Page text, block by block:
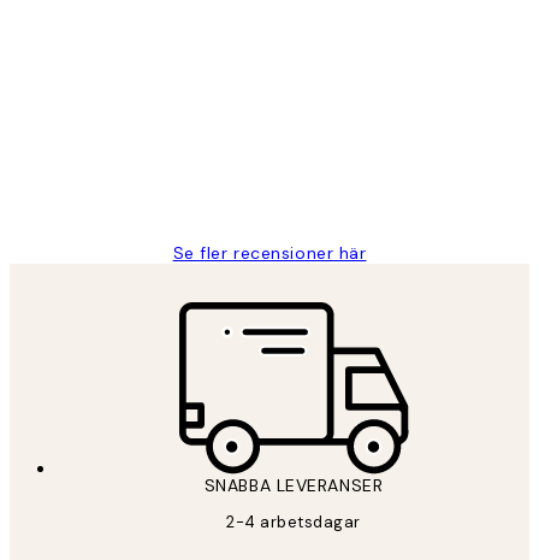
Se fler recensioner här
SNABBA LEVERANSER
2-4 arbetsdagar